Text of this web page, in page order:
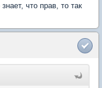
что прав, то так